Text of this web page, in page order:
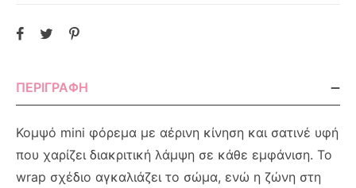
ΠΕΡΙΓΡΑΦΉ
Κομψό mini φόρεμα με αέρινη κίνηση και σατινέ υφή
που χαρίζει διακριτική λάμψη σε κάθε εμφάνιση. Το
wrap σχέδιο αγκαλιάζει το σώμα, ενώ η ζώνη στη